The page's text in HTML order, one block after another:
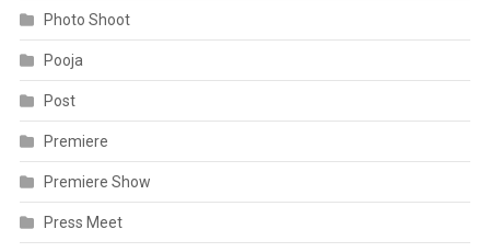
Photo Shoot
Pooja
Post
Premiere
Premiere Show
Press Meet